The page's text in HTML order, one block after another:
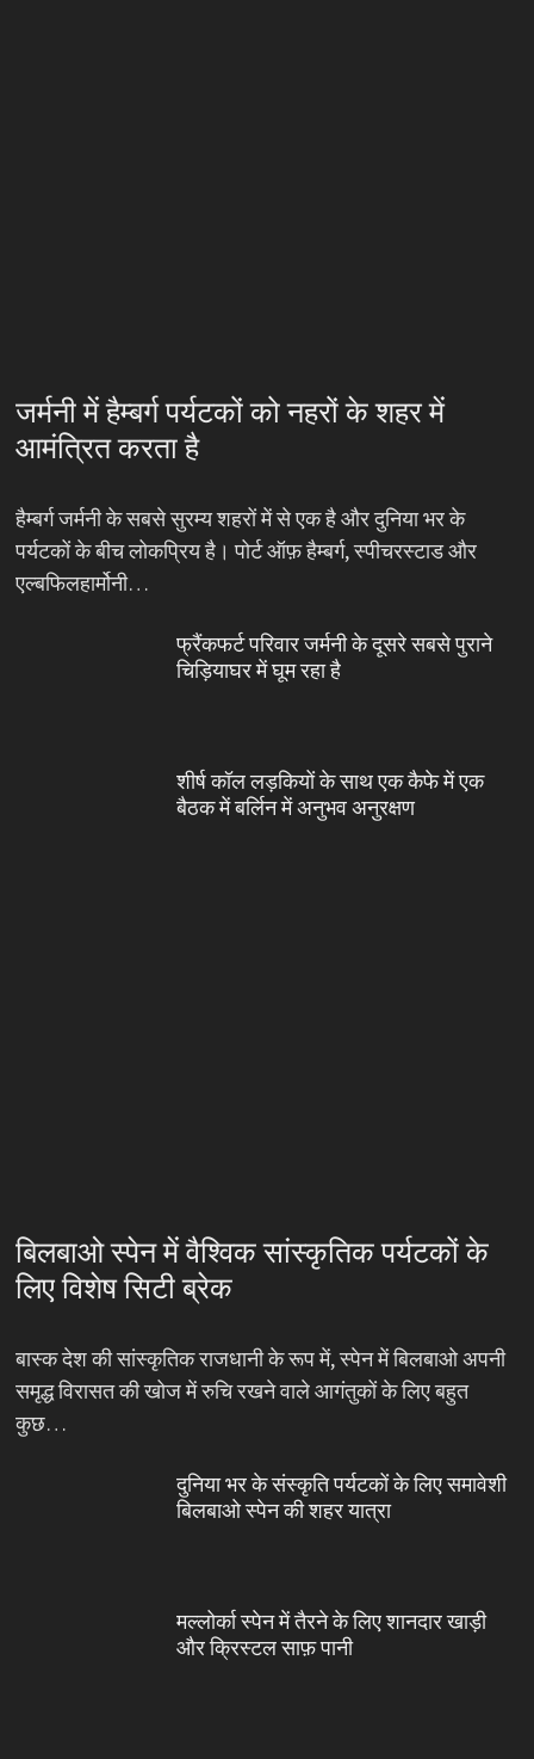
जर्मनी में हैम्बर्ग पर्यटकों को नहरों के शहर में
आमंत्रित करता है
हैम्बर्ग जर्मनी के सबसे सुरम्य शहरों में से एक है और दुनिया भर के
पर्यटकों के बीच लोकप्रिय है। पोर्ट ऑफ़ हैम्बर्ग, स्पीचरस्टाड और
एल्बफिलहार्मोनी…
फ्रैंकफर्ट परिवार जर्मनी के दूसरे सबसे पुराने
चिड़ियाघर में घूम रहा है
शीर्ष कॉल लड़कियों के साथ एक कैफे में एक
बैठक में बर्लिन में अनुभव अनुरक्षण
बिलबाओ स्पेन में वैश्विक सांस्कृतिक पर्यटकों के
लिए विशेष सिटी ब्रेक
बास्क देश की सांस्कृतिक राजधानी के रूप में, स्पेन में बिलबाओ अपनी
समृद्ध विरासत की खोज में रुचि रखने वाले आगंतुकों के लिए बहुत
कुछ…
दुनिया भर के संस्कृति पर्यटकों के लिए समावेशी
बिलबाओ स्पेन की शहर यात्रा
मल्लोर्का स्पेन में तैरने के लिए शानदार खाड़ी
और क्रिस्टल साफ़ पानी